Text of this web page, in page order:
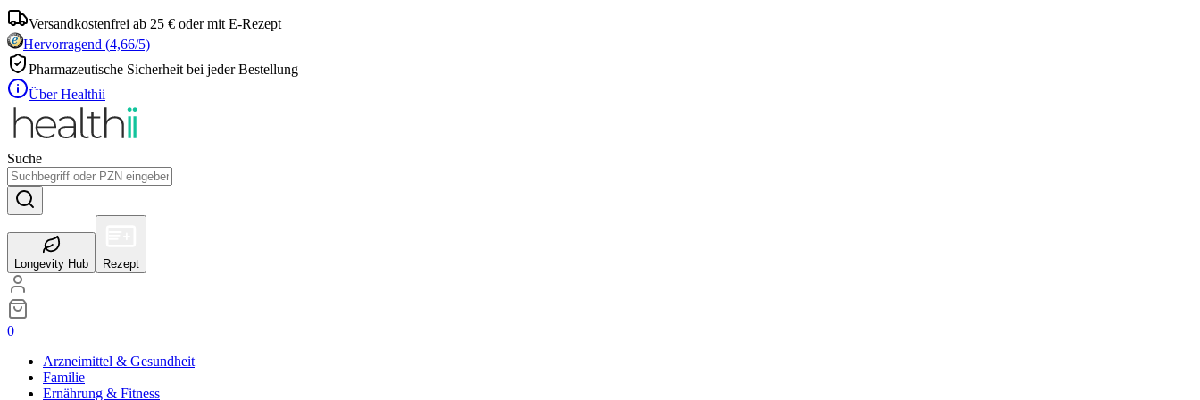
Versandkostenfrei ab 25 € oder mit E-Rezept
Hervorragend (4,66/5)
Pharmazeutische Sicherheit bei jeder Bestellung
Über Healthii
Suche
Longevity Hub Rezept
0
Arzneimittel & Gesundheit
Familie
Ernährung & Fitness